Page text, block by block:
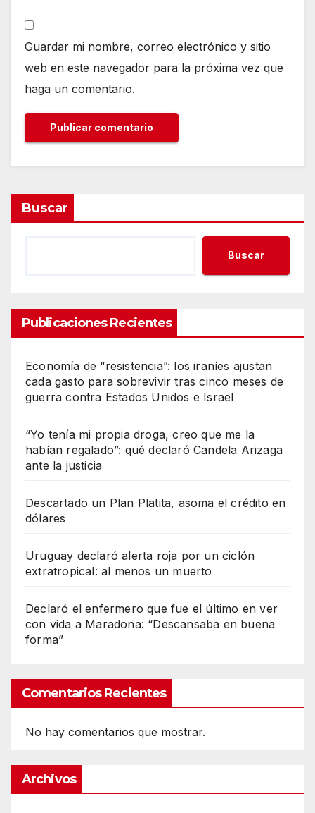
Guardar mi nombre, correo electrónico y sitio
web en este navegador para la próxima vez que
haga un comentario.
Buscar
Buscar
Publicaciones Recientes
Economía de “resistencia”: los iraníes ajustan
cada gasto para sobrevivir tras cinco meses de
guerra contra Estados Unidos e Israel
“Yo tenía mi propia droga, creo que me la
habían regalado”: qué declaró Candela Arizaga
ante la justicia
Descartado un Plan Platita, asoma el crédito en
dólares
Uruguay declaró alerta roja por un ciclón
extratropical: al menos un muerto
Declaró el enfermero que fue el último en ver
con vida a Maradona: “Descansaba en buena
forma”
Comentarios Recientes
No hay comentarios que mostrar.
Archivos